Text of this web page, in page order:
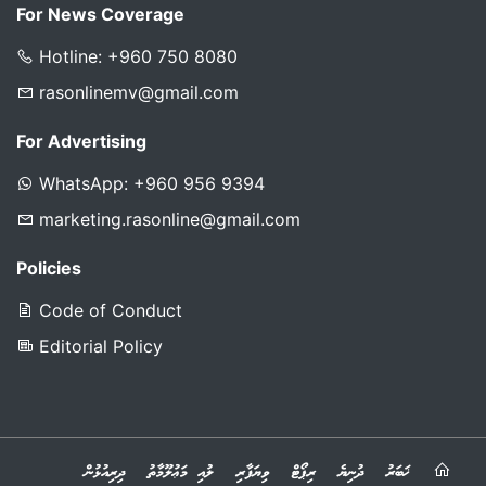
For News Coverage
Hotline: +960 750 8080
rasonlinemv@gmail.com
For Advertising
WhatsApp: +960 956 9394
marketing.rasonline@gmail.com
Policies
Code of Conduct
Editorial Policy
ޚަބަރު ދުނިޔެ ރިޕޯޓް ވިޔަފާރި ލުއި މަޢުލޫމާތު ދިރިއުޅުން